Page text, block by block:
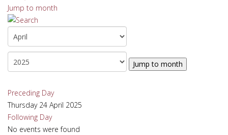
Jump to month
Jump to month
Preceding Day
Thursday 24 April 2025
Following Day
No events were found